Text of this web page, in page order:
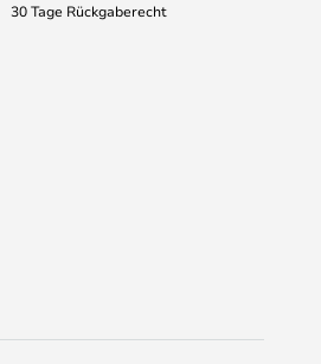
30 Tage Rückgaberecht